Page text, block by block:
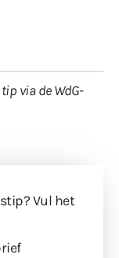
via de WdG-
Vul het